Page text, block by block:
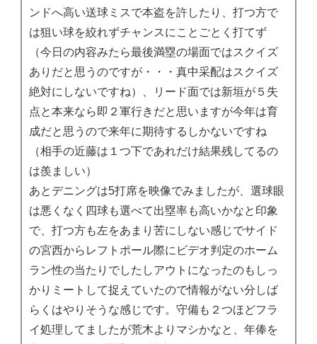
ンドへ高い送球ミスで本盗を許したり、打つ方で
は狙い球を絞れずチャンスにことごとく打てず
（今日の内容みたら最後満塁の場面ではスクイズ
ありだと思うのですが・・・真中采配はスクイズ
絶対にしないですね）、リード面では新垣が５失
点と本来なら即２軍行きだと思いますが今年は育
成だと思うので来年に期待するしかないですね
（相手の近藤は１つ下であれだけ結果残してるの
は羨ましい）
あとデニングは5打席を映像でみましたが、選球眼
は悪くなく四球も選べて出塁率も高いかなと印象
で、打つ方も左をあまり苦にしない感じでサイド
の宮西からレフトポール際にビデオ判定のホーム
ラン性の当たりでしたしアウトになったのもしっ
かりミートして捉えていたので情報がない分しば
らくはやりそうな感じです。守備も２つほどフラ
イ処理してましたが荒木よりマシかなと、年俸を